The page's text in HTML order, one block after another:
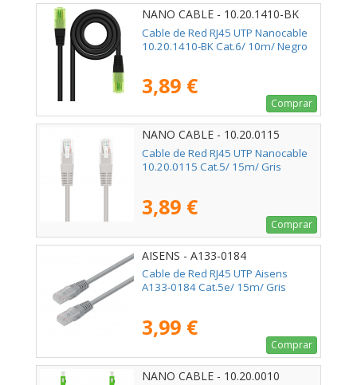
NANO CABLE - 10.20.1410-BK
Cable de Red RJ45 UTP Nanocable
10.20.1410-BK Cat.6/ 10m/ Negro
3,89 €
Comprar
NANO CABLE - 10.20.0115
Cable de Red RJ45 UTP Nanocable
10.20.0115 Cat.5/ 15m/ Gris
3,89 €
Comprar
AISENS - A133-0184
Cable de Red RJ45 UTP Aisens
A133-0184 Cat.5e/ 15m/ Gris
3,99 €
Comprar
NANO CABLE - 10.20.0010